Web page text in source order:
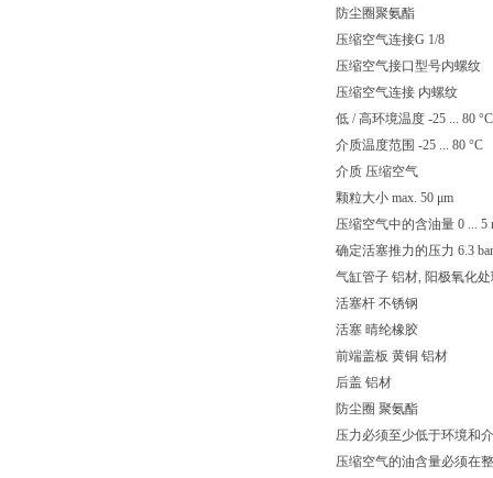
防尘圈聚氨酯
压缩空气连接G 1/8
压缩空气接口型号内螺纹
压缩空气连接 内螺纹
低 / 高环境温度 -25 ... 80 °C
介质温度范围 -25 ... 80 °C
介质 压缩空气
颗粒大小 max. 50 μm
压缩空气中的含油量 0 ... 5
确定活塞推力的压力 6.3 bar
气缸管子 铝材, 阳极氧化
活塞杆 不锈钢
活塞 晴纶橡胶
前端盖板 黄铜 铝材
后盖 铝材
防尘圈 聚氨酯
压力必须至少低于环境和
压缩空气的油含量必须在